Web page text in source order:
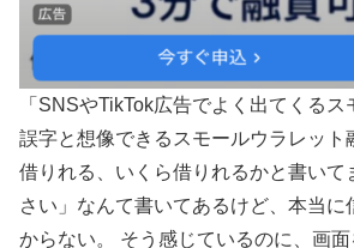
「SNSやTikTok広告でよく出てくる
誤字と想像できるスモールウラレット
借りれる、いくら借りれるかと書いて
さい」なんて書いてあるけど、本当に
からない。 そう感じているのに、画面